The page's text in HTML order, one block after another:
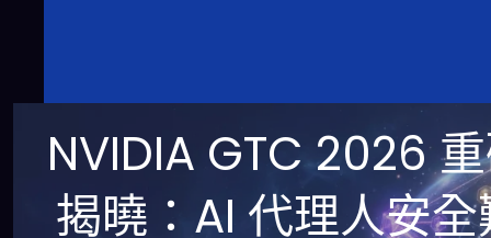
NVIDIA GTC 2026
揭曉：AI 代理人安全